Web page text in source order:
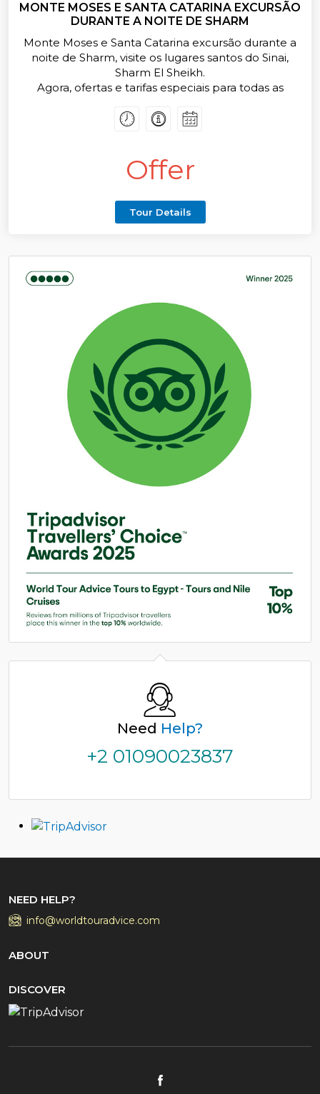
MONTE MOSES E SANTA CATARINA EXCURSÃO
DURANTE A NOITE DE SHARM
Monte Moses e Santa Catarina excursão durante a
noite de Sharm, visite os lugares santos do Sinai,
Sharm El Sheikh.
Agora, ofertas e tarifas especiais para todas as
Offer
Tour Details
Need Help?
+2 01090023837
NEED HELP?
info@worldtouradvice.com
ABOUT
DISCOVER